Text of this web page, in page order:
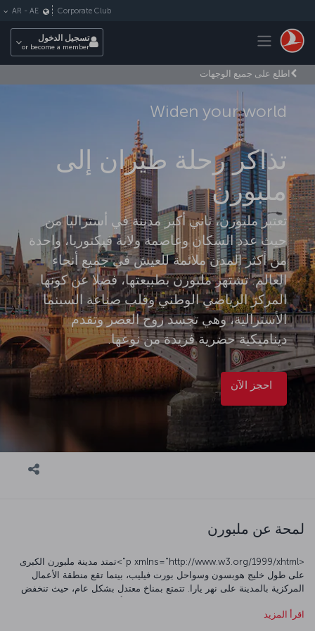
Toggle navigation
Corporate Club
AR - AE
تسجيل الدخول
or become a member
اطلع على جميع الوجهات
Widen your world
تذاكر رحلة طيران إلى
ملبورن
تعتبر ملبورن، ثاني أكبر مدينة في أستراليا من
حيث عدد السكان وعاصمة ولاية فيكتوريا، واحدة
من أكثر المدن ملائمة للعيش في جميع أنحاء
العالم. تشتهر ملبورن بطبيعتها، فضلا عن كونها
المركز الرياضي الوطني وقلب صناعة السينما
الأسترالية، وهي تجسد روح العصر وتقدم
ديناميكية حضرية فريدة من نوعها.
احجز الآن
لمحة عن ملبورن
<p xmlns="http://www.w3.org/1999/xhtml">تمتد مدينة ملبورن الكبرى
على طول خليج هوبسون وسواحل بورت فيليب، بينما تقع منطقة الأعمال
المركزية بالمدينة على نهر يارا. تتمتع بمناخ معتدل بشكل عام، حيث تنخفض
اقرأ المزيد